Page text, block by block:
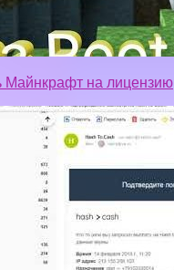
Майнкрафт на лицензию